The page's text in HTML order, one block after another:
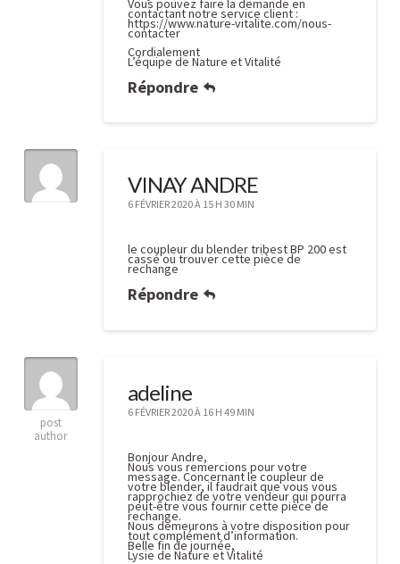
Vous pouvez faire la demande en
contactant notre service client :
https://www.nature-vitalite.com/nous-
contacter
Cordialement
L’équipe de Nature et Vitalité
Répondre
VINAY ANDRE
6 FÉVRIER 2020 À 15 H 30 MIN
le coupleur du blender tribest BP 200 est
cassé ou trouver cette pièce de
rechange
Répondre
post
author
adeline
6 FÉVRIER 2020 À 16 H 49 MIN
Bonjour Andre,
Nous vous remercions pour votre
message. Concernant le coupleur de
votre blender, il faudrait que vous vous
rapprochiez de votre vendeur qui pourra
peut-être vous fournir cette pièce de
rechange.
Nous demeurons à votre disposition pour
tout complément d’information.
Belle fin de journée,
Lysie de Nature et Vitalité